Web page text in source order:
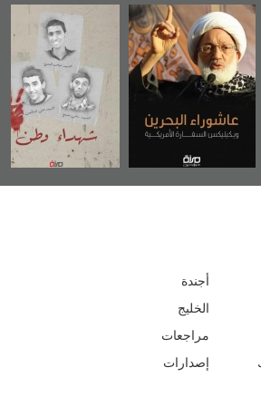
شهداء وطن
«جَوْ»: رواية
المعتقل جهاد
أجندة
الخليج
مراجعات
إصدارات